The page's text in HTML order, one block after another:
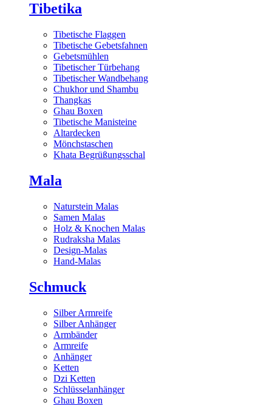
Tibetika
Tibetische Flaggen
Tibetische Gebetsfahnen
Gebetsmühlen
Tibetischer Türbehang
Tibetischer Wandbehang
Chukhor und Shambu
Thangkas
Ghau Boxen
Tibetische Manisteine
Altardecken
Mönchstaschen
Khata Begrüßungsschal
Mala
Naturstein Malas
Samen Malas
Holz & Knochen Malas
Rudraksha Malas
Design-Malas
Hand-Malas
Schmuck
Silber Armreife
Silber Anhänger
Armbänder
Armreife
Anhänger
Ketten
Dzi Ketten
Schlüsselanhänger
Ghau Boxen